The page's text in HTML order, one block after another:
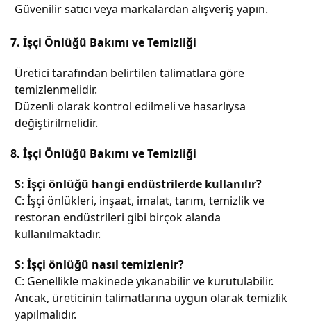
Güvenilir satıcı veya markalardan alışveriş yapın.
7. İşçi Önlüğü Bakımı ve Temizliği
Üretici tarafından belirtilen talimatlara göre
temizlenmelidir.
Düzenli olarak kontrol edilmeli ve hasarlıysa
değiştirilmelidir.
8. İşçi Önlüğü Bakımı ve Temizliği
S: İşçi önlüğü hangi endüstrilerde kullanılır?
C: İşçi önlükleri, inşaat, imalat, tarım, temizlik ve
restoran endüstrileri gibi birçok alanda
kullanılmaktadır.
S: İşçi önlüğü nasıl temizlenir?
C: Genellikle makinede yıkanabilir ve kurutulabilir.
Ancak, üreticinin talimatlarına uygun olarak temizlik
yapılmalıdır.